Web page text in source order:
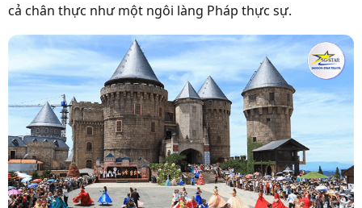
cả chân thực như một ngôi làng Pháp thực sự.